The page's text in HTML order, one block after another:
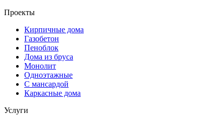
Проекты
Кирпичные дома
Газобетон
Пеноблок
Дома из бруса
Монолит
Одноэтажные
С мансардой
Каркасные дома
Услуги